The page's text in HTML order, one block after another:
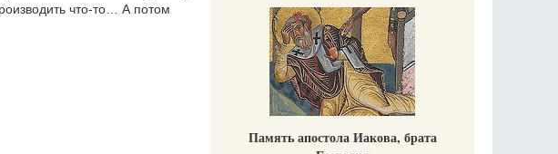
что-то… А потом
Память апостола Иакова, брата